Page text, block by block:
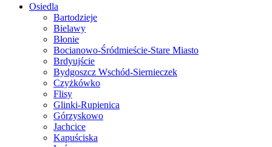
Osiedla
Bartodzieje
Bielawy
Błonie
Bocianowo-Śródmieście-Stare Miasto
Brdyujście
Bydgoszcz Wschód-Siernieczek
Czyżkówko
Flisy
Glinki-Rupienica
Górzyskowo
Jachcice
Kapuściska